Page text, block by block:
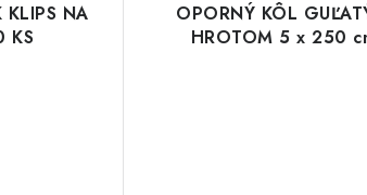
KLIPS NA
KS
OPORNÝ KÔL
HROTOM 5 x 250